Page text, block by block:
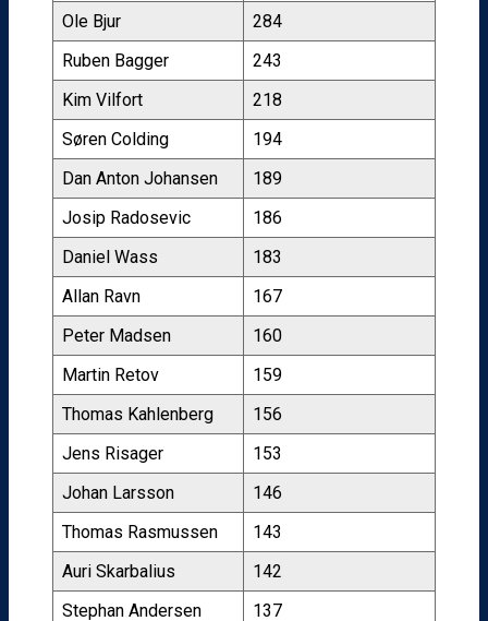
Ole Bjur
284
Ruben Bagger
243
Kim Vilfort
218
Søren Colding
194
Dan Anton Johansen
189
Josip Radosevic
186
Daniel Wass
183
Allan Ravn
167
Peter Madsen
160
Martin Retov
159
Thomas Kahlenberg
156
Jens Risager
153
Johan Larsson
146
Thomas Rasmussen
143
Auri Skarbalius
142
Stephan Andersen
137